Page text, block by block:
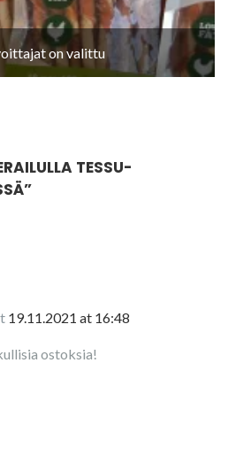
on valittu
TESSU-
”
19.11.2021 at 16:48
ostoksia!